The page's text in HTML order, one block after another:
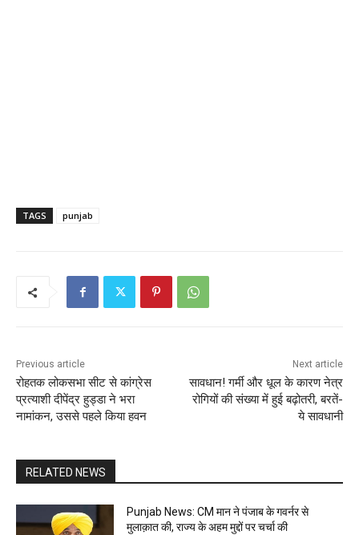
TAGS punjab
Previous article
रोहतक लोकसभा सीट से कांग्रेस
प्रत्याशी दीपेंद्र हुड्डा ने भरा
नामांकन, उससे पहले किया हवन
Next article
सावधान! गर्मी और धूल के कारण नेत्र
रोगियों की संख्या में हुई बढ़ोतरी, बरतें-
ये सावधानी
RELATED NEWS
Punjab News: CM मान ने पंजाब के गवर्नर से
मुलाक़ात की, राज्य के अहम मुद्दों पर चर्चा की